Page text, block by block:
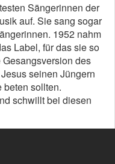
Sängerinnen der
auf. Sie sang sogar
1952 nahm
Label, für das sie so
des
seinen Jüngern
beten sollten.
schwillt bei diesen